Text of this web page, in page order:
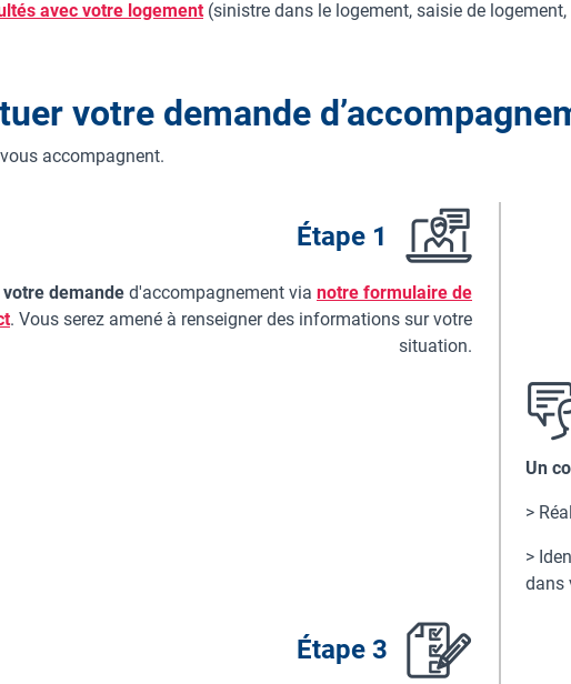
avec votre logement (sinistre dans le logement, saisie de
votre demande
accompagnent.
Étape 1
demande d'accompagnement via notre formulaire de
. Vous serez amené à renseigner des informations sur votre
situation.
Un
>
>
dans
Étape 3